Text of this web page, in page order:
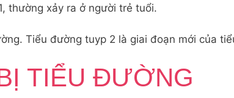
thường xảy ra ở người trẻ tuổi.
Tiểu đường tuyp 2 là giai đoạn mới của
TIỂU ĐƯỜNG